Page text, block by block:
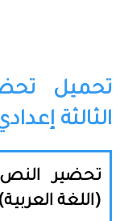
تحميل
الثالثة
تحضير النص
(اللغة العربية)